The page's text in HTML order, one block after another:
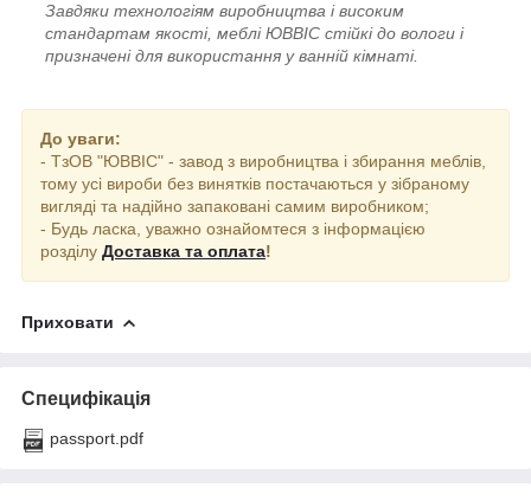
Завдяки технологіям виробництва і високим
стандартам якості, меблі ЮВВІС стійкі до вологи і
призначені для використання у ванній кімнаті.
До уваги:
- ТзОВ "ЮВВІС" - завод з виробництва і збирання меблів,
тому усі вироби без винятків постачаються у зібраному
вигляді та надійно запаковані самим виробником;
- Будь ласка, уважно ознайомтеся з інформацією
розділу Доставка та оплата!
Приховати
Специфікація
passport.pdf